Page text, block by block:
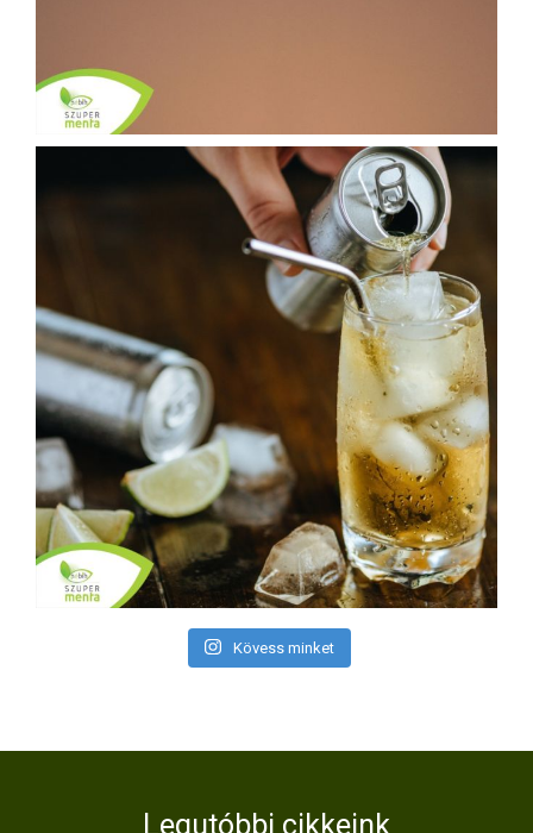
Kövess minket
Legutóbbi cikkeink